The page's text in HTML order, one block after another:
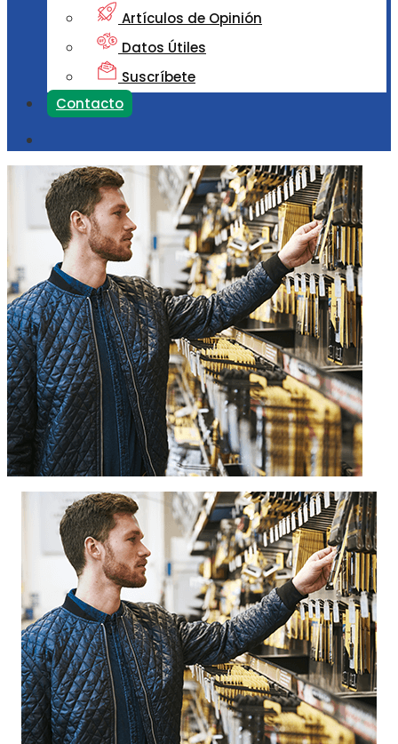
Artículos de Opinión
Datos Útiles
Suscríbete
Contacto